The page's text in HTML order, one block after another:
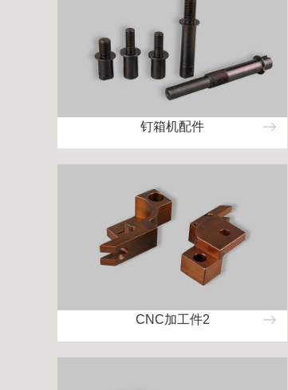
钉箱机配件
CNC加工件2